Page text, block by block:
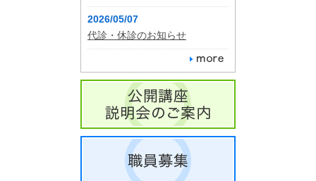
2026/05/07
代診・休診のお知らせ